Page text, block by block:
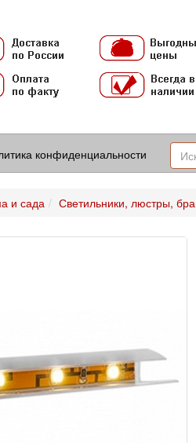
конфиденциальности
и сада Светильники, люстры, бра